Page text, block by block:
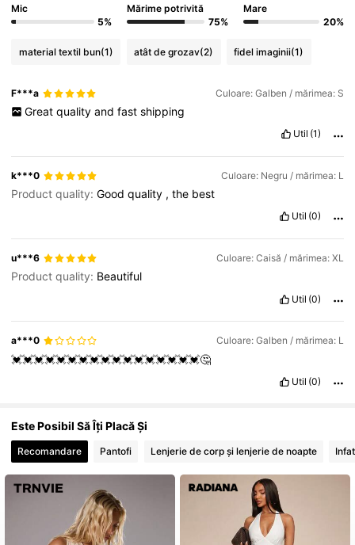
626K Urmăritori
626K Urmăritori
4,80 626K Urmăritori
Mic
5%
Mărime potrivită
75%
Mare
20%
material textil bun(1) atât de grozav(2) fidel imaginii(1)
F***a Culoare: Galben / mărimea: S
Great quality and fast shipping
Util (1)
k***0 Culoare: Negru / mărimea: L
Product quality:Goodquality ,the best
Util (0)
u***6 Culoare: Caisă / mărimea: XL
Product quality: Beautiful
Util (0)
a***0 Culoare: Galben / mărimea: L
💓💓💓💓💓💓💓💓💓💓💓💓💓💓💓💓💓🤔
Util (0)
Este Posibil Să Îți Placă Și
Recomandare Pantofi Lenjerie de corp și lenjerie de noapte